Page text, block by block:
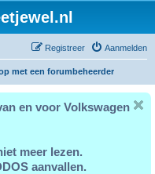
Aanmelden
Registreer
met een forumbeheerder
en voor Volkswagen
meer lezen.
aanvallen.